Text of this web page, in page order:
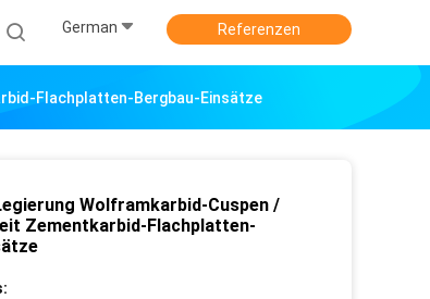
German Referenzen
Flachplatten-Bergbau-Einsätze
Wolframkarbid-Cuspen /
Zementkarbid-Flachplatten-